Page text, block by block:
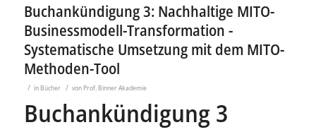
Buchankündigung 3: Nachhaltige MITO-
Businessmodell-Transformation -
Systematische Umsetzung mit dem MITO-
Methoden-Tool
/ in Bücher / von Prof. Binner Akademie
Buchankündigung 3